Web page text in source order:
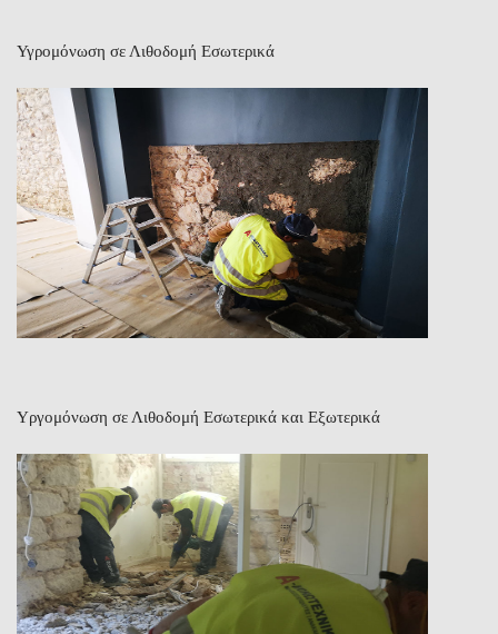
Υγρομόνωση σε Λιθοδομή Εσωτερικά
Υργομόνωση σε Λιθοδομή Εσωτερικά και Εξωτερικά